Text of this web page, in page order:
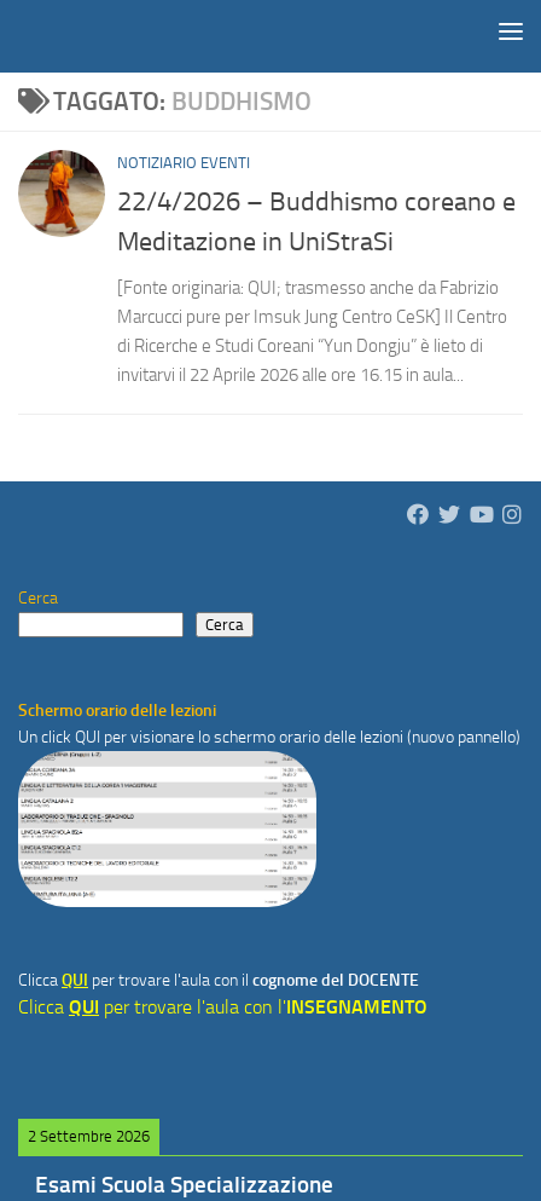
TAGGATO: BUDDHISMO
NOTIZIARIO EVENTI
22/4/2026 – Buddhismo coreano e
Meditazione in UniStraSi
[Fonte originaria: QUI; trasmesso anche da Fabrizio
Marcucci pure per Imsuk Jung Centro CeSK] Il Centro
di Ricerche e Studi Coreani “Yun Dongju” è lieto di
invitarvi il 22 Aprile 2026 alle ore 16.15 in aula...
Cerca
Cerca
Schermo orario delle lezioni
Un click QUI per visionare lo schermo orario delle lezioni (nuovo pannello)
CliccaQUI per trovare l'aula con il cognome del DOCENTE
Clicca QUI per trovare l'aula con l'INSEGNAMENTO
2 Settembre 2026
Esami Scuola Specializzazione